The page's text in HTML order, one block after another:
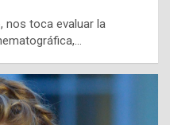
nos toca evaluar la